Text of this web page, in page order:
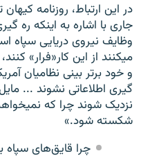
جاری با اشاره به اینکه ره
وظایف نیروی دریایی سپاه
میکنند از این کار«فرار»
و خود برتر بینی نظامیان
گیری اطلاعاتی نشوند ...
نزدیک شوند چرا که
شکسته شود.»
چرا قایق‌های سپاه